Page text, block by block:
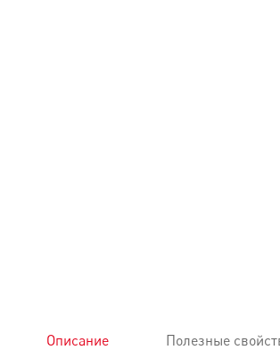
Описание Полезные